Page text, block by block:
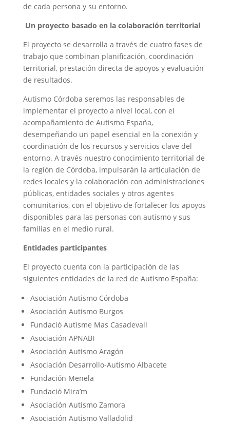
de cada persona y su entorno.
Un proyecto basado en la colaboración territorial
El proyecto se desarrolla a través de cuatro fases de
trabajo que combinan planificación, coordinación
territorial, prestación directa de apoyos y evaluación
de resultados.
Autismo Córdoba seremos las responsables de
implementar el proyecto a nivel local, con el
acompañamiento de Autismo España,
desempeñando un papel esencial en la conexión y
coordinación de los recursos y servicios clave del
entorno. A través nuestro conocimiento territorial de
la región de Córdoba, impulsarán la articulación de
redes locales y la colaboración con administraciones
públicas, entidades sociales y otros agentes
comunitarios, con el objetivo de fortalecer los apoyos
disponibles para las personas con autismo y sus
familias en el medio rural.
Entidades participantes
El proyecto cuenta con la participación de las
siguientes entidades de la red de Autismo España:
Asociación Autismo Córdoba
Asociación Autismo Burgos
Fundació Autisme Mas Casadevall
Asociación APNABI
Asociación Autismo Aragón
Asociación Desarrollo-Autismo Albacete
Fundación Menela
Fundació Mira’m
Asociación Autismo Zamora
Asociación Autismo Valladolid